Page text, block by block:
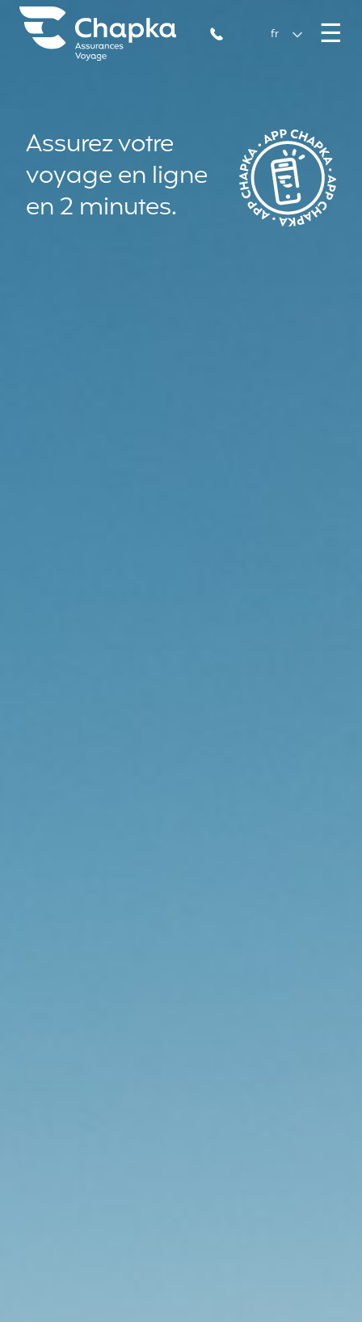
Aller directement au contenu
Chapka Assurances Voyages
+33 1 74 85 50 50
fr ☰
Assurez votre
voyage en ligne
en 2 minutes.